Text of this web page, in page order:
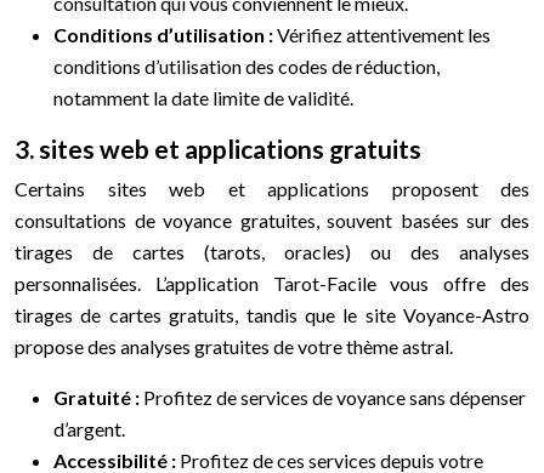
Conditions d’utilisation :Vérifiez attentivement les
conditions d’utilisation des codes de réduction,
notamment la date limite de validité.
3. sites web et applications gratuits
Certains sites web et applications proposent des
consultations de voyance gratuites, souvent basées sur des
tirages de cartes (tarots, oracles) ou des analyses
personnalisées. L’application Tarot-Facile vous offre des
tirages de cartes gratuits, tandis que le site Voyance-Astro
propose des analyses gratuites de votre thème astral.
Gratuité : Profitez de services de voyance sans dépenser
d’argent.
Accessibilité : Profitez de ces services depuis votre